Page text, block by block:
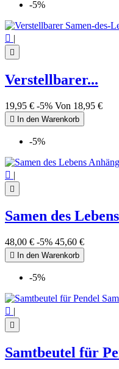
-5%
 |

Verstellbarer...
19,95 € -5% Von 18,95 €
 In den Warenkorb
-5%
 |

Samen des
48,00 € -5% 45,60 €
 In den Warenkorb
-5%
 |

Samtbeutel für